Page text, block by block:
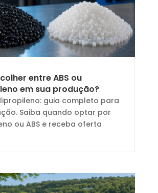
entre ABS ou
em sua produção?
guia completo para
Saiba quando optar por
ou ABS e receba oferta